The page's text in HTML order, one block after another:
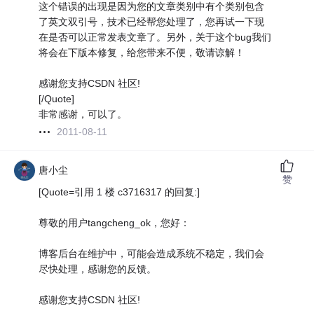
这个错误的出现是因为您的文章类别中有个类别包含
了英文双引号，技术已经帮您处理了，您再试一下现
在是否可以正常发表文章了。另外，关于这个bug我们
将会在下版本修复，给您带来不便，敬请谅解！
感谢您支持CSDN 社区!
[/Quote]
非常感谢，可以了。
2011-08-11
唐小尘
[Quote=引用 1 楼 c3716317 的回复:]
尊敬的用户tangcheng_ok，您好：
博客后台在维护中，可能会造成系统不稳定，我们会
尽快处理，感谢您的反馈。
感谢您支持CSDN 社区!
赞